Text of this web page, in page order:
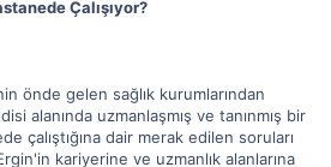
Çalışıyor?
önde gelen sağlık kurumlarından
alanında uzmanlaşmış ve tanınmış bir
çalıştığına dair merak edilen soruları
kariyerine ve uzmanlık alanlarına